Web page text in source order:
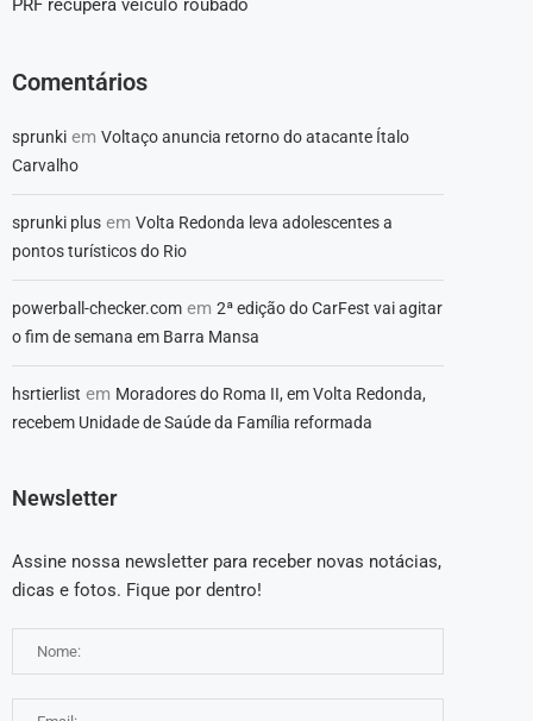
PRF recupera veículo roubado
Comentários
sprunki em Voltaço anuncia retorno do atacante Ítalo
Carvalho
sprunki plus em Volta Redonda leva adolescentes a
pontos turísticos do Rio
powerball-checker.com em 2ª edição do CarFest vai agitar
o fim de semana em Barra Mansa
hsrtierlist em Moradores do Roma II, em Volta Redonda,
recebem Unidade de Saúde da Família reformada
Newsletter
Assine nossa newsletter para receber novas notácias,
dicas e fotos. Fique por dentro!